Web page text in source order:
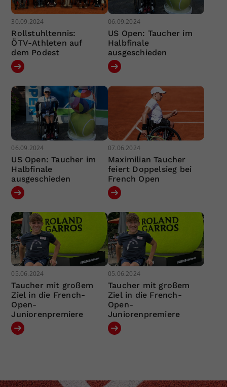
30.09.2024
Rollstuhltennis:
ÖTV-Athleten auf
dem Podest
06.09.2024
US Open: Taucher im
Halbfinale
ausgeschieden
06.09.2024
US Open: Taucher im
Halbfinale
ausgeschieden
07.06.2024
Maximilian Taucher
feiert Doppelsieg bei
French Open
05.06.2024
Taucher mit großem
Ziel in die French-
Open-
Juniorenpremiere
05.06.2024
Taucher mit großem
Ziel in die French-
Open-
Juniorenpremiere